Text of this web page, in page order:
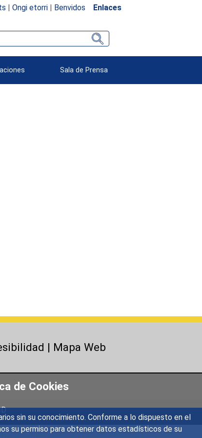
sin su conocimiento. Conforme a lo dispuesto en el
su permiso para obtener datos estadísticos de su
| Ongi etorri| Benvidos Enlaces
Sala de Prensa
| Mapa Web
de Cookies